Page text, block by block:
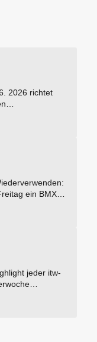
2026 richtet
ein BMX…
jeder itw-